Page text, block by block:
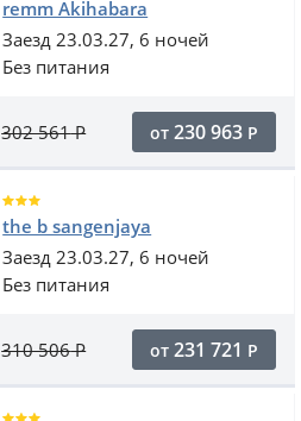
remm Akihabara
Заезд 23.03.27, 6 ночей
Без питания
302 561Р от 230 963 Р
the b sangenjaya
Заезд 23.03.27, 6 ночей
Без питания
310 506Р от 231 721 Р